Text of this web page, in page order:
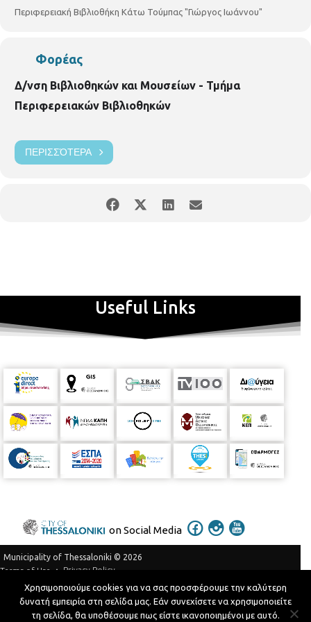
Βιβλιοθηκών και Μουσείων Τμήμα Περιφερειακών
Δημοτική-Περιφερειακή-Βιβλιοθήκη-Κάτω-Τούμπας
Περιφερειακή Βιβλιοθήκη Κάτω Τούμπας "Γιώργος Ιωάννου"
Φορέας
Δ/νση Βιβλιοθηκών και Μουσείων - Τμήμα
Περιφερειακών Βιβλιοθηκών
ΠΕΡΙΣΣΌΤΕΡΑ
Useful Links
on Social Media
Municipality of Thessaloniki © 2026
Terms of Use
Privacy Policy
Telephone Catalog
Developed byMyCompany Projects
Χρησιμοποιούμε cookies για να σας προσφέρουμε την καλύτερη
δυνατή εμπειρία στη σελίδα μας. Εάν συνεχίσετε να χρησιμοποιείτε
τη σελίδα, θα υποθέσουμε πως είστε ικανοποιημένοι με αυτό.